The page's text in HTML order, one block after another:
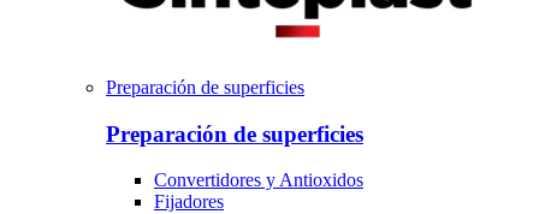
Preparación de superficies
Preparación de superficies
Convertidores y Antioxidos
Fijadores